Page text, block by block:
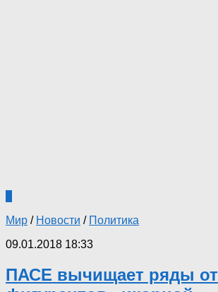
Мир / Новости / Политика
09.01.2018 18:33
ПАСЕ вычищает ряды от